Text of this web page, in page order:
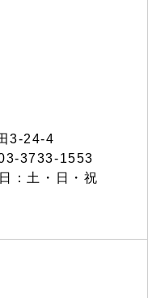
3-24-4
3733-1553
：土・日・祝